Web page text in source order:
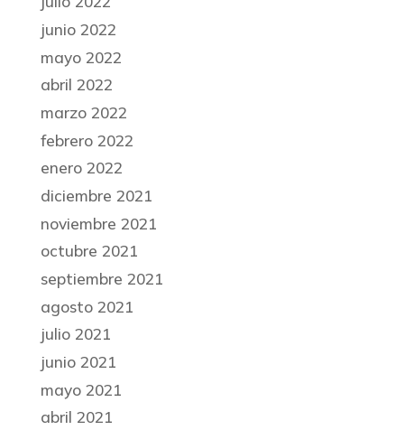
junio 2022
mayo 2022
abril 2022
marzo 2022
febrero 2022
enero 2022
diciembre 2021
noviembre 2021
octubre 2021
septiembre 2021
agosto 2021
julio 2021
junio 2021
mayo 2021
abril 2021